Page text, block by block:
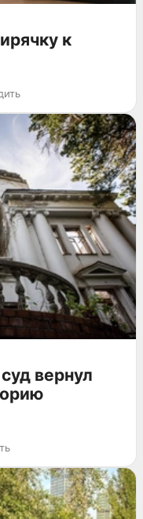
к
вернул